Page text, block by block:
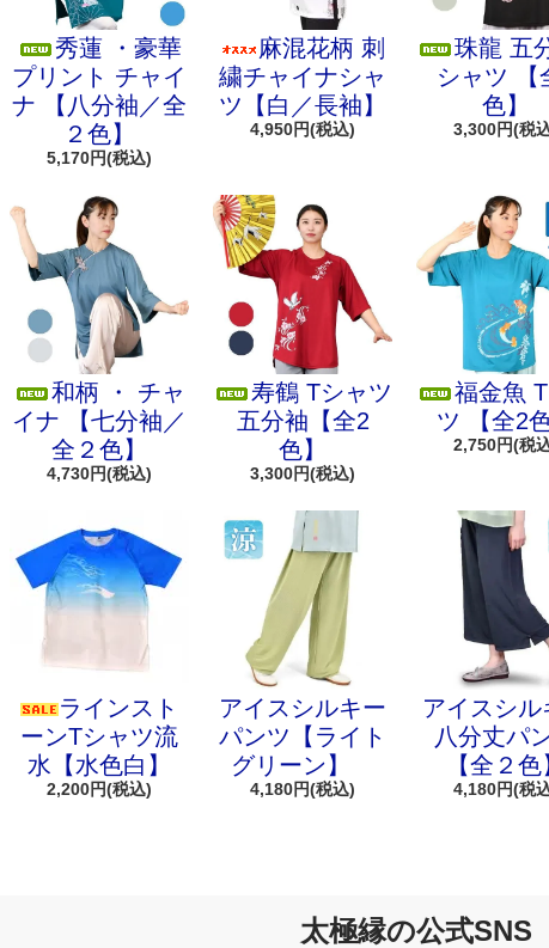
秀蓮 ・豪華
プリント チャイ
ナ 【八分袖／全
２色】
5,170円(税込)
麻混花柄 刺
繍チャイナシャ
ツ【白／長袖】
4,950円(税込)
珠龍 五
シャツ 【
色】
3,300円(税
和柄 ・ チャ
イナ 【七分袖／
全２色】
4,730円(税込)
寿鶴 Tシャツ
五分袖【全2
色】
3,300円(税込)
福金魚
ツ 【全2色
2,750円(税
ラインスト
ーンTシャツ流
水【水色白】
2,200円(税込)
アイスシルキー
パンツ【ライト
グリーン】
4,180円(税込)
アイスシル
八分丈パ
【全２色
4,180円(税
太極縁の公式SNS